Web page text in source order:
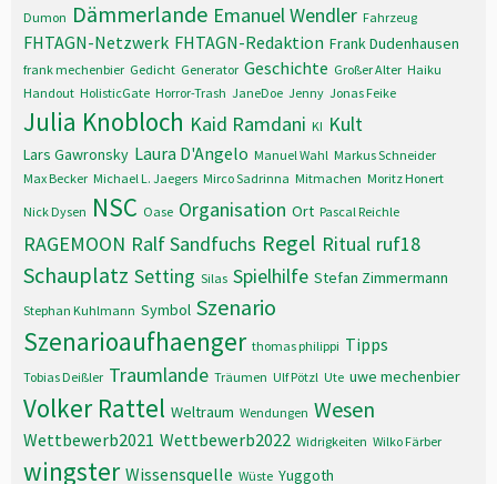
Dumon Dämmerlande Emanuel Wendler Fahrzeug
FHTAGN-Netzwerk FHTAGN-Redaktion Frank Dudenhausen
frank mechenbier Gedicht Generator Geschichte Großer Alter Haiku
Handout HolisticGate Horror-Trash JaneDoe Jenny Jonas Feike
Julia Knobloch Kaid Ramdani KI Kult
Lars Gawronsky Laura D'Angelo Manuel Wahl Markus Schneider
Max Becker Michael L. Jaegers Mirco Sadrinna Mitmachen Moritz Honert
Nick Dysen NSC Oase Organisation Ort Pascal Reichle
RAGEMOON Ralf Sandfuchs Regel Ritual ruf18
Schauplatz Setting Silas Spielhilfe Stefan Zimmermann
Stephan Kuhlmann Symbol Szenario
Szenarioaufhaenger thomas philippi Tipps
Tobias Deißler Traumlande Träumen Ulf Pötzl Ute uwe mechenbier
Volker Rattel Weltraum Wendungen Wesen
Wettbewerb2021 Wettbewerb2022 Widrigkeiten Wilko Färber
wingster Wissensquelle Wüste Yuggoth